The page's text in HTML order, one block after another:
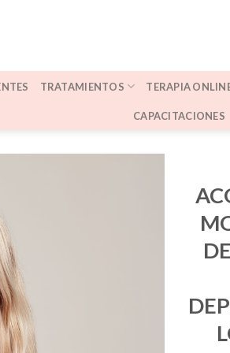
TRATAMIENTOS TERAPIA
CAPACITACIONES